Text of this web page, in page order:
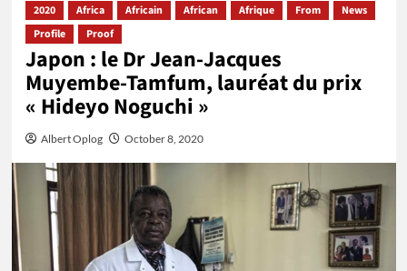
2020 Africa Africain African Afrique From
News
Profile
Proof
Japon : le Dr Jean-Jacques
Muyembe-Tamfum, lauréat du prix
« Hideyo Noguchi »
Albert Oplog October 8, 2020